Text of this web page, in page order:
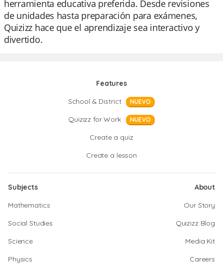
herramienta educativa preferida. Desde revisiones
de unidades hasta preparación para exámenes,
Quizizz hace que el aprendizaje sea interactivo y
divertido.
Features
School & District
NUEVO
Quizizz for Work NUEVO
Create a quiz
Create a lesson
Subjects
Mathematics
Social Studies
Science
Physics
About
Our Story
Quizizz Blog
Media Kit
Careers